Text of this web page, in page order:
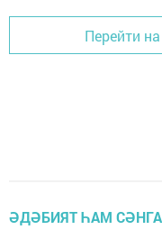
Перейти
ӘДӘБИЯТ ҺАМ